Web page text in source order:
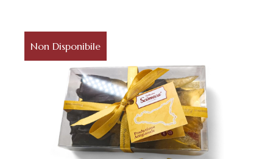
Non Disponibile